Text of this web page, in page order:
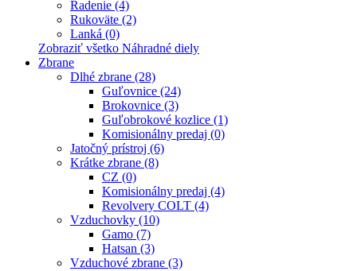
Radenie (4)
Rukoväte (2)
Lanká (0)
Zobraziť všetko Náhradné diely
Zbrane
Dlhé zbrane (28)
Guľovnice (24)
Brokovnice (3)
Guľobrokové kozlice (1)
Komisionálny predaj (0)
Jatočný prístroj (6)
Krátke zbrane (8)
CZ (0)
Komisionálny predaj (4)
Revolvery COLT (4)
Vzduchovky (10)
Gamo (7)
Hatsan (3)
Vzduchové zbrane (3)